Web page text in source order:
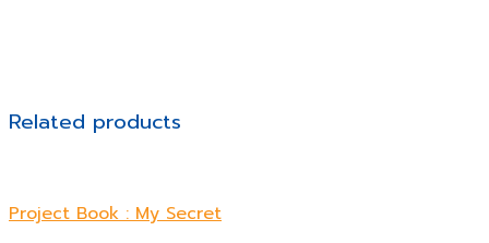
Related products
Project Book : My Secret